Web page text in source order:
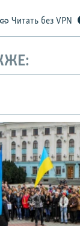
Читать без VPN